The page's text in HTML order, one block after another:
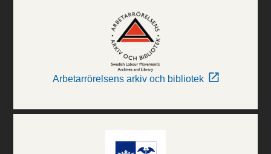
Arbetarrörelsens arkiv och bibliotek